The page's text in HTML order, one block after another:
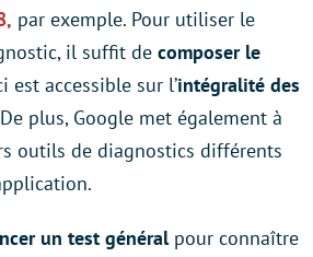
par exemple. Pour utiliser le
il suffit de composer le
est accessible sur l’intégralité des
plus, Google met également à
outils de diagnostics différents
un test généralpour connaître